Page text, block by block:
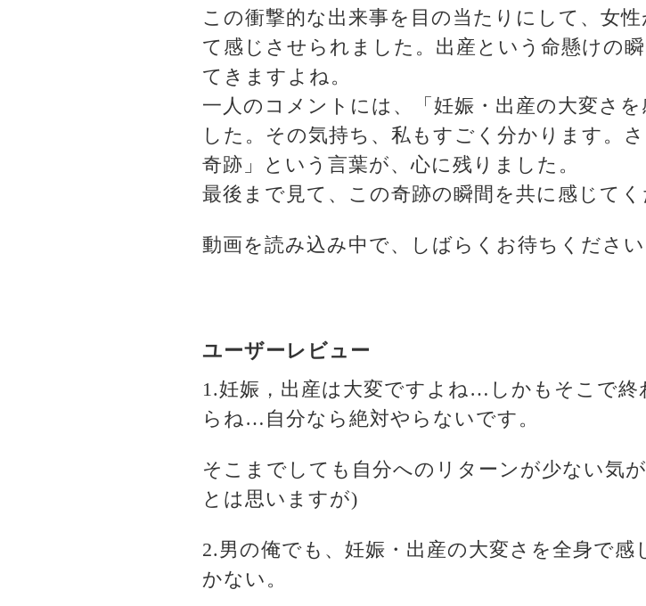
この衝撃的な出来事を目の当たりにして、女
て感じさせられました。出産という命懸けの
てきますよね。
一人のコメントには、「妊娠・出産の大変さ
した。その気持ち、私もすごく分かります。
奇跡」という言葉が、心に残りました。
最後まで見て、この奇跡の瞬間を共に感じてく
動画を読み込み中で、しばらくお待ちください
ユーザーレビュー
1.妊娠，出産は大変ですよね…しかもそこで
らね…自分なら絶対やらないです。
そこまでしても自分へのリターンが少ない気
とは思いますが)
2.男の俺でも、妊娠・出産の大変さを全身で
かない。